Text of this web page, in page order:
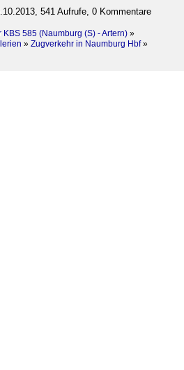
541 Aufrufe, 0 Kommentare
585 (Naumburg (S) - Artern) »
» Zugverkehr in Naumburg Hbf»